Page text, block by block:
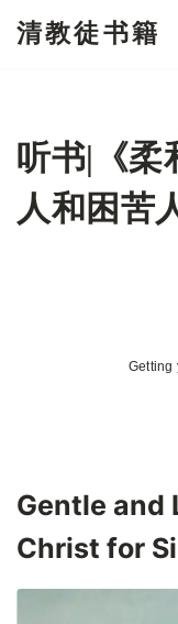
文
清教徒书籍
听书|《柔
人和困苦
Getting
Gentle and
Christ for